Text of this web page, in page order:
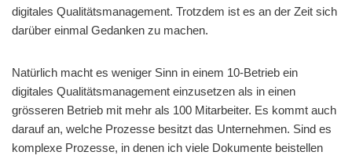
digitales Qualitätsmanagement. Trotzdem ist es an der Zeit sich
darüber einmal Gedanken zu machen.
Natürlich macht es weniger Sinn in einem 10-Betrieb ein
digitales Qualitätsmanagement einzusetzen als in einen
grösseren Betrieb mit mehr als 100 Mitarbeiter. Es kommt auch
darauf an, welche Prozesse besitzt das Unternehmen. Sind es
komplexe Prozesse, in denen ich viele Dokumente beistellen